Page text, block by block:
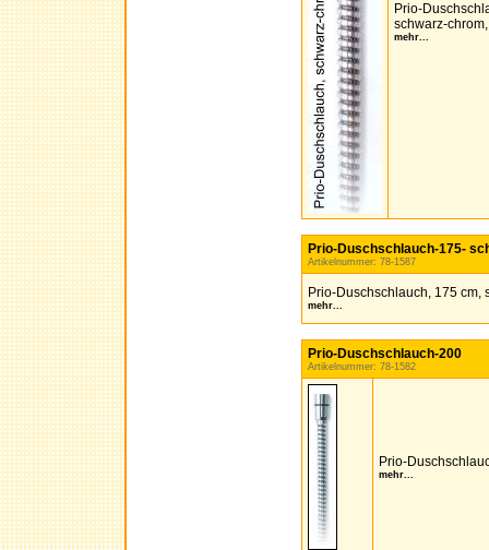
Prio-
schwarz-chrom,
mehr...
Prio-Duschschlauch-175-
Artikelnummer: 78-1587
Prio-Duschschlauch, 175 cm,
mehr...
Prio-Duschschlauch-200
Artikelnummer: 78-1582
Prio-
mehr...